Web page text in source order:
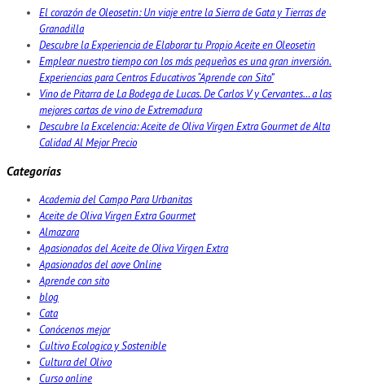
El corazón de Oleosetin: Un viaje entre la Sierra de Gata y Tierras de
Granadilla
Descubre la Experiencia de Elaborar tu Propio Aceite en Oleosetin
Emplear nuestro tiempo con los más pequeños es una gran inversión.
Experiencias para Centros Educativos “Aprende con Sito”
Vino de Pitarra de La Bodega de Lucas. De Carlos V y Cervantes… a las
mejores cartas de vino de Extremadura
Descubre la Excelencia: Aceite de Oliva Virgen Extra Gourmet de Alta
Calidad Al Mejor Precio
Categorías
Academia del Campo Para Urbanitas
Aceite de Oliva Virgen Extra Gourmet
Almazara
Apasionados del Aceite de Oliva Virgen Extra
Apasionados del aove Online
Aprende con sito
blog
Cata
Conócenos mejor
Cultivo Ecologico y Sostenible
Cultura del Olivo
Curso online